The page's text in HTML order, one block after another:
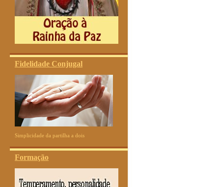
Fidelidade Conjugal
Simplicidade da partilha a dois
Formação